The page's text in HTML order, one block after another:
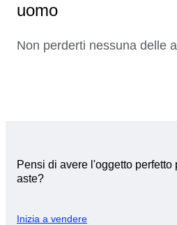
uomo
Non perderti nessuna delle
Pensi di avere l'oggetto perfetto
aste?
Inizia a vendere